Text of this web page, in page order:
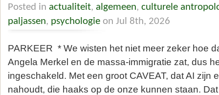
Posted in actualiteit, algemeen, culturele
paljassen, psychologie on Jul 8th, 2026
PARKEER * We wisten het niet meer zeker hoe
Angela Merkel en de massa-immigratie zat, dus
ingeschakeld. Met een groot CAVEAT, dat AI zijn
nahoudt, die haaks op de onze kunnen staan.